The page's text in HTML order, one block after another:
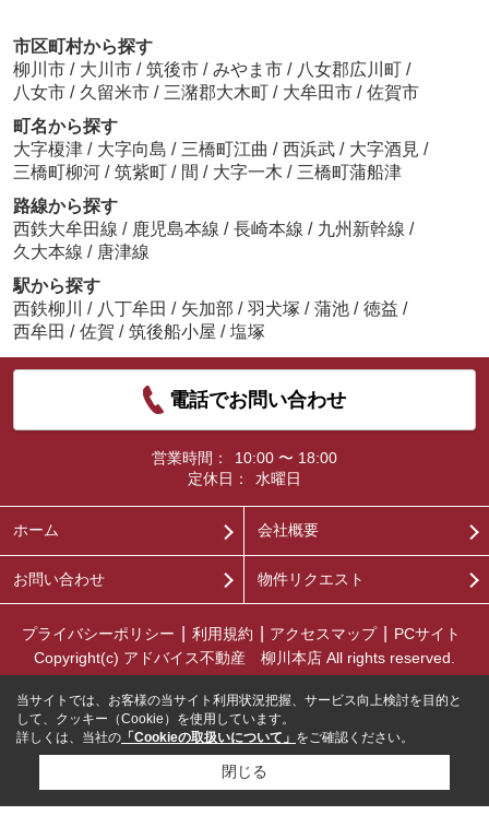
市区町村から探す
柳川市 / 大川市 / 筑後市 / みやま市 / 八女郡広川町 /
八女市 / 久留米市 / 三潴郡大木町 / 大牟田市 / 佐賀市
町名から探す
大字榎津 / 大字向島 / 三橋町江曲 / 西浜武 / 大字酒見 /
三橋町柳河 / 筑紫町 / 間 / 大字一木 / 三橋町蒲船津
路線から探す
西鉄大牟田線 / 鹿児島本線 / 長崎本線 / 九州新幹線 /
久大本線 / 唐津線
駅から探す
西鉄柳川
/ 八丁牟田 / 矢加部 / 羽犬塚 / 蒲池 / 徳益 /
西牟田 / 佐賀 / 筑後船小屋 / 塩塚
電話でお問い合わせ
営業時間：
10:00 〜 18:00
定休日：
水曜日
ホーム 会社概要
お問い合わせ 物件リクエスト
プライバシーポリシー 利用規約 アクセスマップ
PCサイト
Copyright(c) アドバイス不動産 柳川本店 All rights reserved.
当サイトでは、お客様の当サイト利用状況把握、サービス向上検討を目的と
して、クッキー（Cookie）を使用しています。
詳しくは、当社の 「Cookieの取扱いについて」 をご確認ください。
閉じる